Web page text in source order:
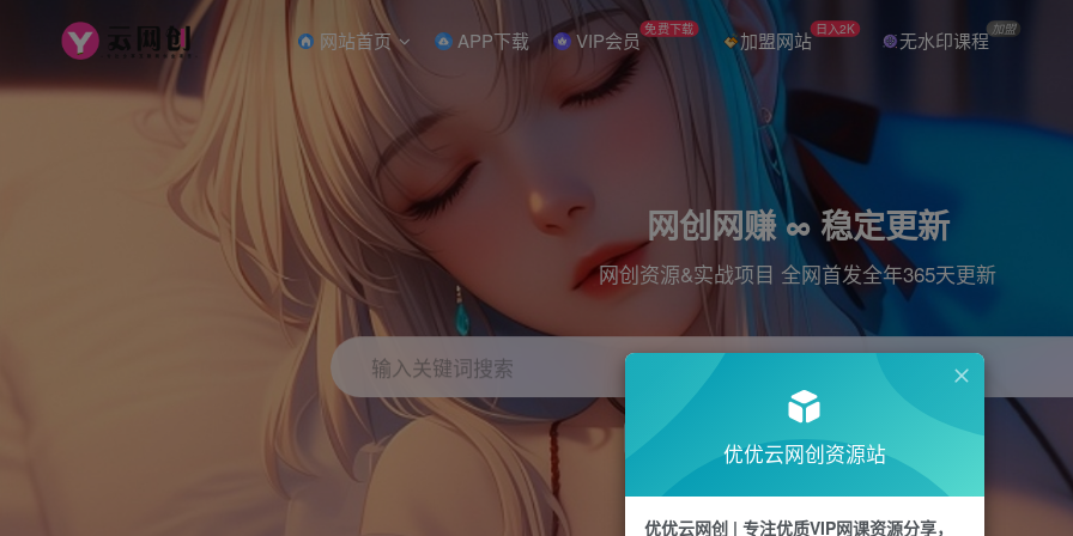
网站首页 APP下载 VIP会员 免费下载 加盟网站 日入2K 无水印课程 加盟
网创网赚 ∞ 稳定更新
网创资源&实战项目 全网首发全年365天更新
输入关键词搜索
引流 直播 电商 剪辑
优优云网创资源站
优优云网创 | 专注优质VIP网课资源分享，